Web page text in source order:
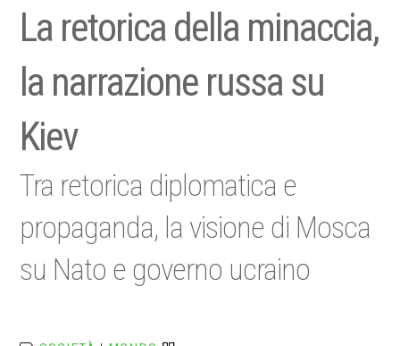
La retorica della minaccia,
la narrazione russa su
Kiev
Tra retorica diplomatica e
propaganda, la visione di Mosca
su Nato e governo ucraino